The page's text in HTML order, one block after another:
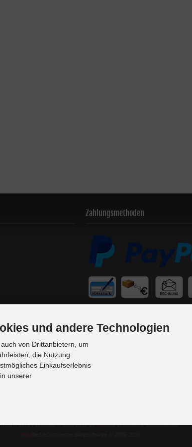
Zahlungsmethoden
© 2026 | Template © 2009-2026 bymodified eCommerce Shopsoftware
mod
und andere Technologien
von Drittanbietern, um
die Nutzung
Einkaufserlebnis
unserer